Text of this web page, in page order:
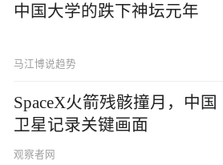
中国大学的跌下神坛元年
马江博说趋势
SpaceX火箭残骸撞月，中国
卫星记录关键画面
观察者网